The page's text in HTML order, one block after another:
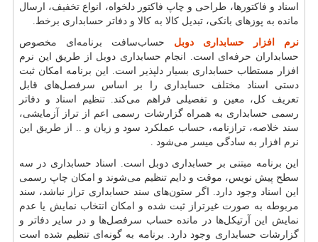
اسناد و فاکتورها، طراحی و چاپ فاکتور دلخواه، انواع تخفیف، ارسال
مانده به پوزهای بانکی، تبدیل کالا به کالا و دفاتر حسابداری برخط.
نرم افزار حسابداری دوبل حساب‌سافت برنامه‌ای مخصوص
حسابداران حرفه‌ای است. انجام حسابداری دوبل از طریق این نرم
افزار مستطاب حسابداری بسیار دلپذیر است. این برنامه امکان ثبت
دستی اسناد مختلف حسابداری را بر اساس سرفصل‌های قابل
تعریف کل، معین و تفصیلی فراهم می‌کند. تنظیم اسناد و دفاتر
رسمی حسابداری به همراه گزارشات رسمی اعم از تراز آزمایشی،
سند خلاصه، ترازنامه، حساب عملکرد سود و زیان و
از طریق این
نرم افزار به سادگی میسر می‌شود
این برنامه مبتنی بر حسابداری دوبل است. اسناد حسابداری در سه
سطح پیش نویس، موقت و دایم تنظیم می‌شوند و امکان چاپ رسمی
این اسناد وجود دارد. اگر ستون‌های سند حسابداری تراز نباشد، سند
مربوطه به صورت غیرتراز ثبت شده و امکان انتخاب نمایش یا عدم
نمایش این آرتیکل‌ها در مانده حساب سرفصل‌ها و در سایر دفاتر و
گزارشات حسابداری وجود دارد. برنامه به گونه‌ای تنظیم شده است